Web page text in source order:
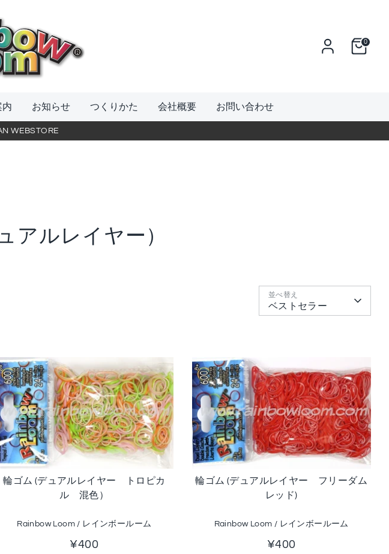
0
内 お知らせ つくりかた 会社概要 お問い合わせ
WEBSTORE
アルレイヤー）
並べ替え
ベストセラー
輪ゴム (デュアルレイヤー トロピカ
ル 混色）
Rainbow Loom / レインボールーム
¥400
輪ゴム (デュアルレイヤー フリーダム
レッド)
Rainbow Loom / レインボールーム
¥400